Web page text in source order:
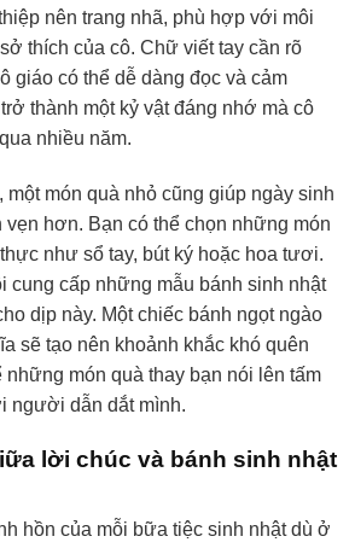
nên trang nhã, phù hợp với môi
thích của cô. Chữ viết tay cần rõ
giáo có thể dễ dàng đọc và cảm
thành một kỷ vật đáng nhớ mà cô
nhiều năm.
món quà nhỏ cũng giúp ngày sinh
vẹn hơn. Bạn có thể chọn những món
như sổ tay, bút ký hoặc hoa tươi.
cung cấp những mẫu bánh sinh nhật
dịp này. Một chiếc bánh ngọt ngào
sẽ tạo nên khoảnh khắc khó quên
những món quà thay bạn nói lên tấm
người dẫn dắt mình.
lời chúc và bánh sinh nhật
hồn của mỗi bữa tiệc sinh nhật dù ở